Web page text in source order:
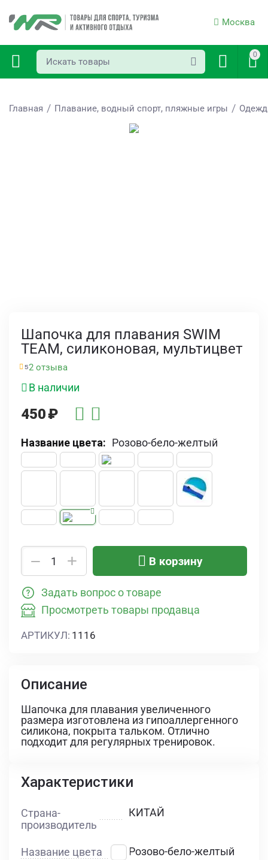
Москва
0
Главная / Плавание, водный спорт, пляжные игры /
Шапочка для плавания SWIM
TEAM, силиконовая, мультицвет
52 отзыва
В наличии
450₽
Название цвета: Розово-бело-желтый
+
− В корзину
Задать вопрос о товаре
Просмотреть товары продавца
АРТИКУЛ: 1116
Описание
Шапочка для плавания увеличенного
размера изготовлена из гипоаллергенного
силикона, покрыта тальком. Отлично
подходит для регулярных тренировок.
Характеристики
Страна-
производитель
КИТАЙ
Название цвета Розово-бело-желтый